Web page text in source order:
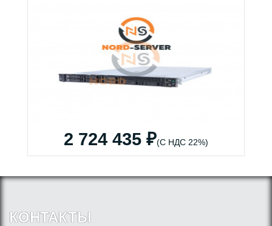
2 724 435 ₽(С НДС 22%)
КОНТАКТЫ